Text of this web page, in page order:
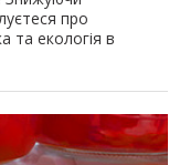
про
та екологія в